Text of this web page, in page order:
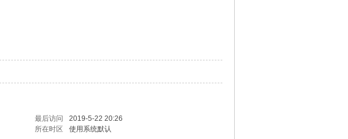
最后访问
2019-5-22 20:26
所在时区 使用系统默认